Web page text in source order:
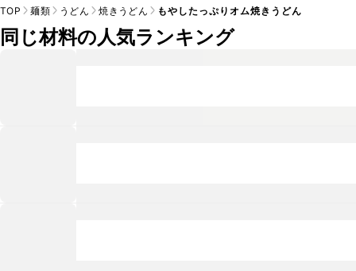
TOP 麺類 うどん 焼きうどん もやしたっぷりオム焼きうどん
同じ材料の人気ランキング